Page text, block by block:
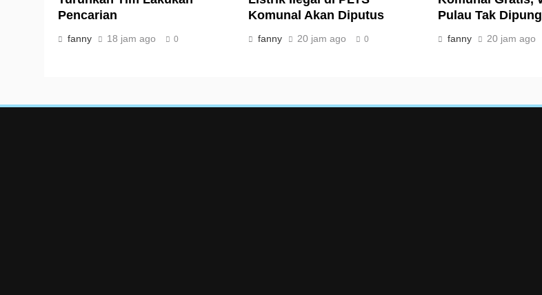
Pencarian
fanny 18 jam ago 0
Komunal Akan Diputus
fanny 20 jam ago 0
Pulau Tak
fanny 20 jam ago